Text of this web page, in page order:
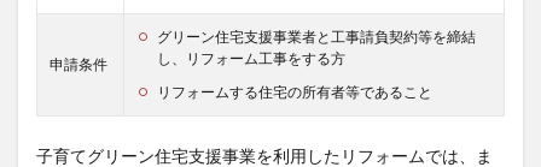
申請条件
グリーン住宅支援事業者と工事請負契約等を締結
し、リフォーム工事をする方
リフォームする住宅の所有者等であること
子育てグリーン住宅支援事業を利用したリフォームでは、ま